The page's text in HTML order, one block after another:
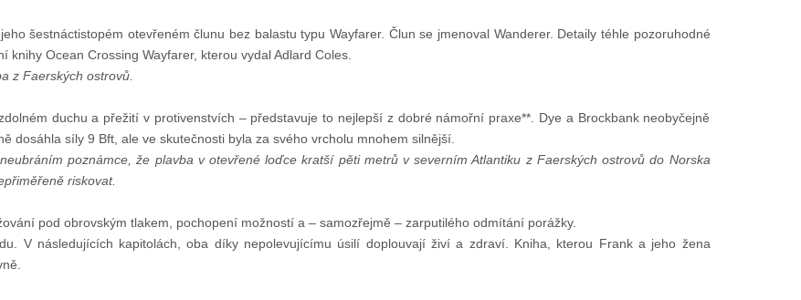
šestnáctistopém otevřeném člunu bez balastu typu Wayfarer. Člun se jmenoval Wanderer. Detaily téhle pozoruhodné
Ocean Crossing Wayfarer, kterou vydal Adlard Coles.
z Faerských ostrovů.
duchu a přežití v protivenstvích – představuje to nejlepší z dobré námořní praxe**. Dye a Brockbank neobyčejně
dosáhla síly 9 Bft, ale ve skutečnosti byla za svého vrcholu mnohem silnější.
poznámce, že plavba v otevřené loďce kratší pěti metrů v severním Atlantiku z Faerských ostrovů do Norska
riskovat.
pod obrovským tlakem, pochopení možností a – samozřejmě – zarputilého odmítání porážky.
V následujících kapitolách, oba díky nepolevujícímu úsilí doplouvají živí a zdraví. Kniha, kterou Frank a jeho žena